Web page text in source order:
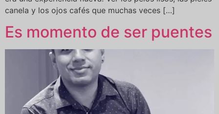
canela y los ojos cafés que muchas veces […]
Es momento de ser puentes